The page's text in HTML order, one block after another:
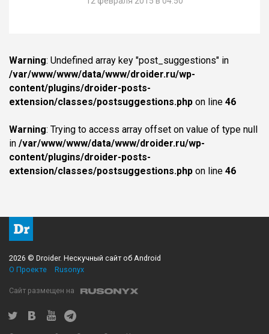
Warning: Undefined array key "post_suggestions" in
/var/www/www/data/www/droider.ru/wp-
content/plugins/droider-posts-
extension/classes/postsuggestions.php on line 46
Warning: Trying to access array offset on value of type null
in /var/www/www/data/www/droider.ru/wp-
content/plugins/droider-posts-
extension/classes/postsuggestions.php on line 46
2026 © Droider. Нескучный сайт об Android
О Проекте
Rusonyx
Сайт размещен на